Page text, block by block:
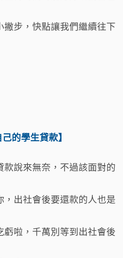
撇步，快點讓我們繼續往下
的學生貸款】
款說來無奈，不過該面對的
，出社會後要還款的人也是
虧啦，千萬別等到出社會後